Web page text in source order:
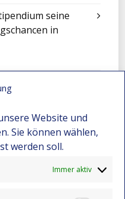
Website und
Sie können wählen,
werden soll.
Immer aktiv
seine
in
Montebello
zur